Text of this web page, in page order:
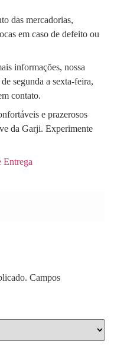
das mercadorias,
em caso de defeito ou
informações, nossa
segunda a sexta-feira,
contato.
e prazerosos
da Garji. Experimente
Entrega
Campos